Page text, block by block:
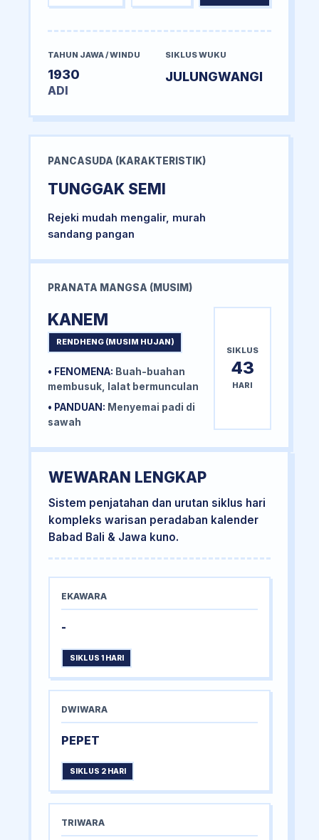
TAHUN JAWA / WINDU
1930
ADI
SIKLUS WUKU
JULUNGWANGI
PANCASUDA (KARAKTERISTIK)
TUNGGAK SEMI
Rejeki mudah mengalir, murah
sandang pangan
PRANATA MANGSA (MUSIM)
KANEM
RENDHENG (MUSIM HUJAN)
• FENOMENA: Buah-buahan
membusuk, lalat bermunculan
• PANDUAN: Menyemai padi di
sawah
SIKLUS
43
HARI
WEWARAN LENGKAP
Sistem penjatahan dan urutan siklus hari
kompleks warisan peradaban kalender
Babad Bali & Jawa kuno.
EKAWARA
-
SIKLUS 1 HARI
DWIWARA
PEPET
SIKLUS 2 HARI
TRIWARA